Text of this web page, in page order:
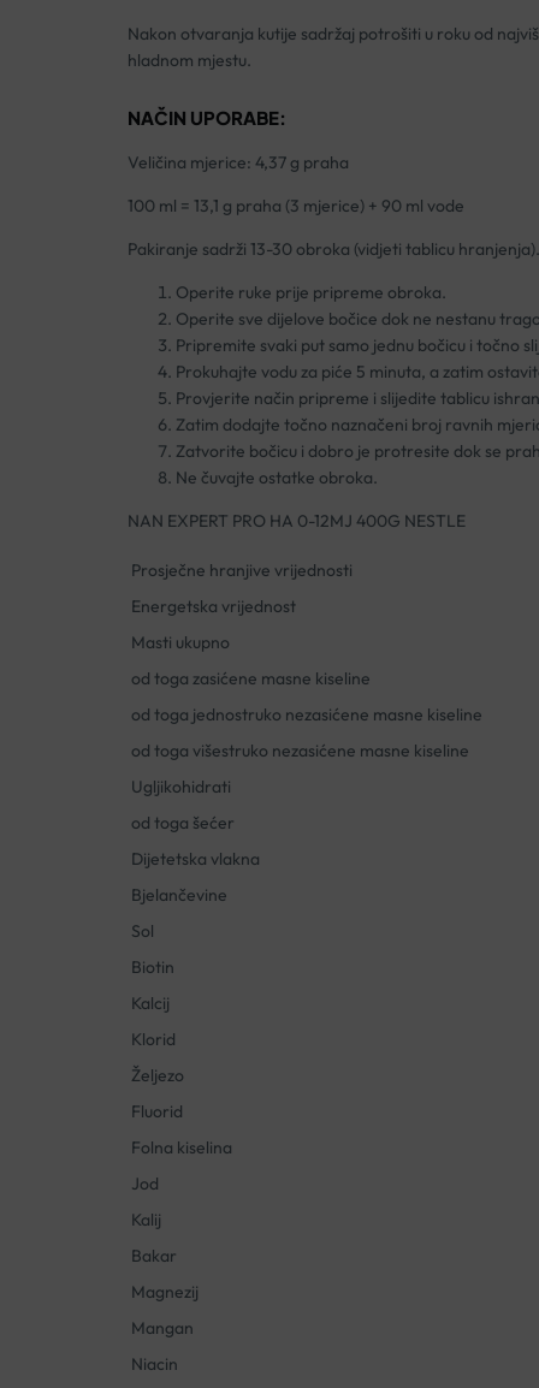
Nakon otvaranja kutije sadržaj potrošiti u roku od
hladnom mjestu.
NAČIN UPORABE:
Veličina mjerice: 4,37 g praha
100 ml = 13,1 g praha (3 mjerice) + 90 ml vode
Pakiranje sadrži 13-30 obroka (vidjeti tablicu hranjenja).
Operite ruke prije pripreme obroka.
Operite sve dijelove bočice dok ne nestanu
Pripremite svaki put samo jednu bočicu i točno
Prokuhajte vodu za piće 5 minuta, a zatim
Provjerite način pripreme i slijedite tablicu
Zatim dodajte točno naznačeni broj ravnih
Zatvorite bočicu i dobro je protresite dok se
Ne čuvajte ostatke obroka.
NAN EXPERT PRO HA 0-12MJ 400G NESTLE
Prosječne hranjive vrijednosti
Energetska vrijednost
Masti ukupno
od toga zasićene masne kiseline
od toga jednostruko nezasićene masne kiseline
od toga višestruko nezasićene masne kiseline
Ugljikohidrati
od toga šećer
Dijetetska vlakna
Bjelančevine
Sol
Biotin
Kalcij
Klorid
Željezo
Fluorid
Folna kiselina
Jod
Kalij
Bakar
Magnezij
Mangan
Niacin